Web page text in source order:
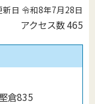
新日 令和8年7月28日
アクセス数465
倉835